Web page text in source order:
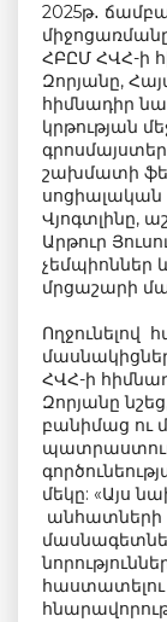
2025թ․
ՀԲԸՄ ՀՎՀ-ի
Զորյանը,
հիմնադիր
կրթության
շախմատի
Վյոգտլինը,
Արթուր
չեմպիոններ
մրցաշարի
Ողջունելով
ՀՎՀ-ի
Զորյանը
բանիմաց ու
մեկը: «Այս
անհատների
հաստատելու